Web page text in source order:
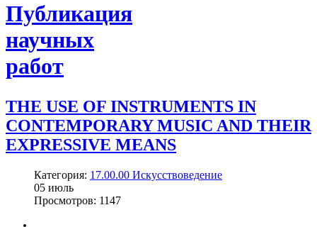
Публикация
научных
работ
THE USE OF INSTRUMENTS IN
CONTEMPORARY MUSIC AND THEIR
EXPRESSIVE MEANS
Категория: 17.00.00 Искусствоведение
05 июль
Просмотров: 1147